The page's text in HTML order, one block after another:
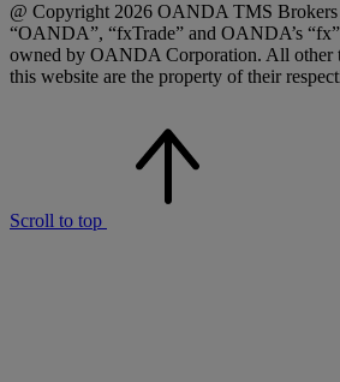
@ Copyright 2026 OANDA TMS
“OANDA”, “fxTrade” and OANDA’s
owned by OANDA Corporation. All other
this website are the property of their
Scroll to top